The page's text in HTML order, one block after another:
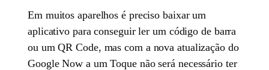
Em muitos aparelhos é preciso baixar um
aplicativo para conseguir ler um código de barra
ou um QR Code, mas com a nova atualização do
Google Now a um Toque não será necessário ter